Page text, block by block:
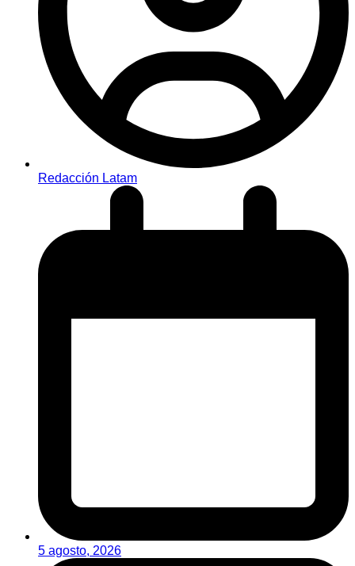
Redacción Latam
5 agosto, 2026